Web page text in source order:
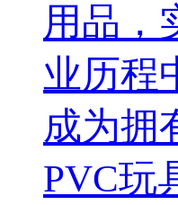
用品，
业历程
成为拥
PVC玩